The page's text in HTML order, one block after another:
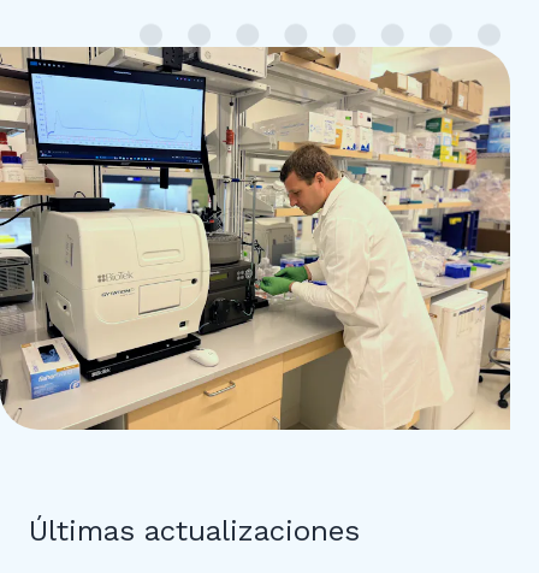
Últimas actualizaciones